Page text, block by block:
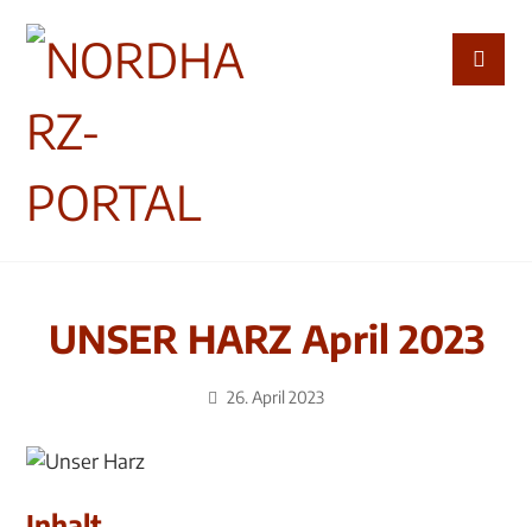
UNSER HARZ April 2023
26. April 2023